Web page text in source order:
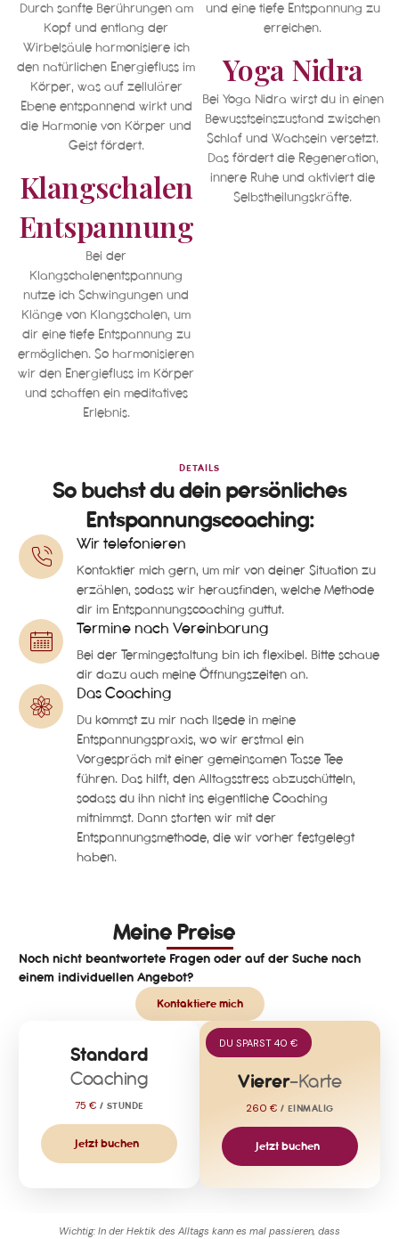
Durch sanfte Berührungen am
Kopf und entlang der
Wirbelsäule harmonisiere ich
den natürlichen Energiefluss im
Körper, was auf zellulärer
Ebene entspannend wirkt und
die Harmonie von Körper und
Geist fördert.
Klangschalen
Entspannung
Bei der
Klangschalenentspannung
nutze ich Schwingungen und
Klänge von Klangschalen, um
dir eine tiefe Entspannung zu
ermöglichen. So harmonisieren
wir den Energiefluss im Körper
und schaffen ein meditatives
Erlebnis.
und eine tiefe Entspannung zu
erreichen.
Yoga Nidra
Bei Yoga Nidra wirst du in einen
Bewusstseinszustand zwischen
Schlaf und Wachsein versetzt.
Das fördert die Regeneration,
innere Ruhe und aktiviert die
Selbstheilungskräfte.
DETAILS
So buchst du dein persönliches
Entspannungscoaching:
Wir telefonieren
Kontaktier mich gern, um mir von deiner Situation zu
erzählen, sodass wir herausfinden, welche Methode
dir im Entspannungscoaching guttut.
Termine nach Vereinbarung
Bei der Termingestaltung bin ich flexibel. Bitte schaue
dir dazu auch meine Öffnungszeiten an.
Das Coaching
Du kommst zu mir nach Ilsede in meine
Entspannungspraxis, wo wir erstmal ein
Vorgespräch mit einer gemeinsamen Tasse Tee
führen. Das hilft, den Alltagsstress abzuschütteln,
sodass du ihn nicht ins eigentliche Coaching
mitnimmst. Dann starten wir mit der
Entspannungsmethode, die wir vorher festgelegt
haben.
Meine Preise
Noch nicht beantwortete Fragen oder auf der Suche nach
einem individuellen Angebot?
Kontaktiere mich
Standard
Coaching
75 € / STUNDE
Jetzt buchen
Vierer-Karte
DU SPARST 40 €
260 € / EINMALIG
Jetzt buchen
Wichtig: In der Hektik des Alltags kann es mal passieren, dass